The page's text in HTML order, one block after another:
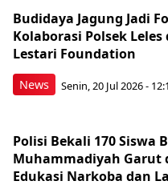
News
Budidaya Jagung Jadi
Kolaborasi Polsek Leles
Lestari Foundation
Senin, 20 Jul 2026 -
Polisi Bekali 170 Siswa
Muhammadiyah Garut
Edukasi Narkoba dan